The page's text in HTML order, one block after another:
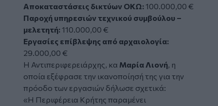
Αποκαταστάσεις δικτύων ΟΚΩ:100.000,00 €
Παροχή υπηρεσιών τεχνικού συμβούλου –
μελετητή:110.000,00 €
Εργασίες επίβλεψης από αρχαιολογία:
29.000,00 €
Η Αντιπεριφερειάρχης, κα Μαρία Λιονή, η
οποία εξέφρασε την ικανοποίησή της για την
πρόοδο των εργασιών δήλωσε σχετικά:
«Η Περιφέρεια Κρήτης παραμένει